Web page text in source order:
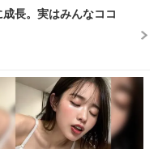
長。実はみんなココ